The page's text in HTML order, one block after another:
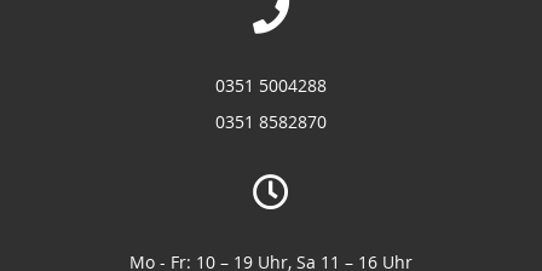
0351 5004288
0351 8582870
Mo - Fr: 10 – 19 Uhr, Sa 11 – 16 Uhr